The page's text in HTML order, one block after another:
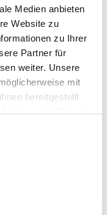
Medien anbieten
Website zu
zu Ihrer
Partner für
weiter. Unsere
mit
bereitgestellt
der Dienste